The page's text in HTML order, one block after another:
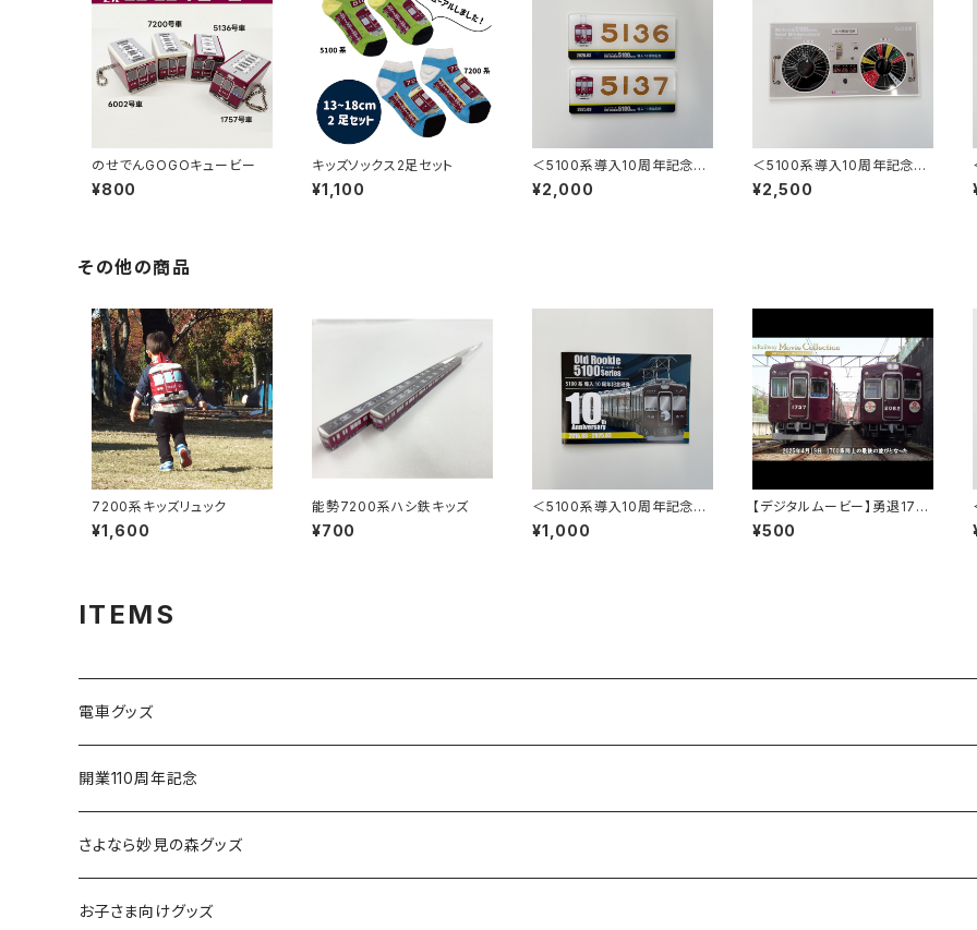
のせでんGOGOキュービー
¥800
キッズソックス2足セット
¥1,100
＜5100系導入10周年記念＞
車内掲出記念プレート2枚セッ
ト
¥2,000
＜5100系導入10周年記念＞
方向幕指令器アクリルプレー
ト コースター2枚付き（5108
¥2,500
その他の商品
7200系キッズリュック
¥1,600
能勢7200系ハシ鉄キッズ
¥700
＜5100系導入10周年記念＞
記念硬券4枚セット
¥1,000
【デジタルムービー】勇退1755
～能勢電鉄を支えた君に感謝
～
¥500
ITEMS
電車グッズ
鉄道模型（Nゲージ）
さよなら復刻塗装車両
能勢1700系
開業110周年記念
さよなら妙見の森グッズ
お子さま向けグッズ